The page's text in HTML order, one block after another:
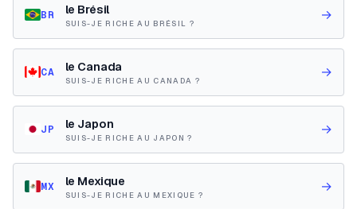
BR le Brésil
SUIS-JE RICHE AU BRÉSIL ? →
CA le Canada
SUIS-JE RICHE AU CANADA ? →
JP le Japon
SUIS-JE RICHE AU JAPON ? →
MX le Mexique
SUIS-JE RICHE AU MEXIQUE ? →